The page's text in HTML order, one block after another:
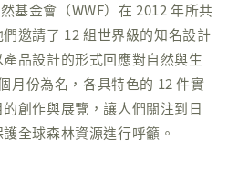
基金會（WWF）在 2012 年所共
邀請了 12 組世界級的知名設計
品設計的形式回應對自然與生
月份為名，各具特色的 12 件實
創作與展覽，讓人們關注到日
全球森林資源進行呼籲。